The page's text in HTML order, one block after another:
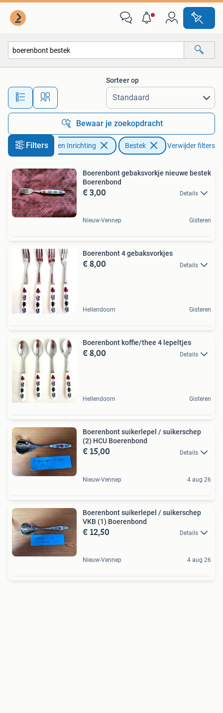
Alle afstanden…
Sorteer op
Bewaar je zoekopdracht
FiltersHuis en Inrichting Bestek Verwijder filters
Boerenbont gebaksvorkje nieuwe bestek
Boerenbond
€ 3,00 Details
Nieuw-Vennep Gisteren
Boerenbont 4 gebaksvorkjes
€ 8,00 Details
Hellendoorn Gisteren
Boerenbont koffie/thee 4 lepeltjes
€ 8,00 Details
Hellendoorn Gisteren
Boerenbont suikerlepel / suikerschep
(2) HCU Boerenbond
€ 15,00 Details
Nieuw-Vennep 4 aug 26
Boerenbont suikerlepel / suikerschep
VKB (1) Boerenbond
€ 12,50 Details
Nieuw-Vennep 4 aug 26